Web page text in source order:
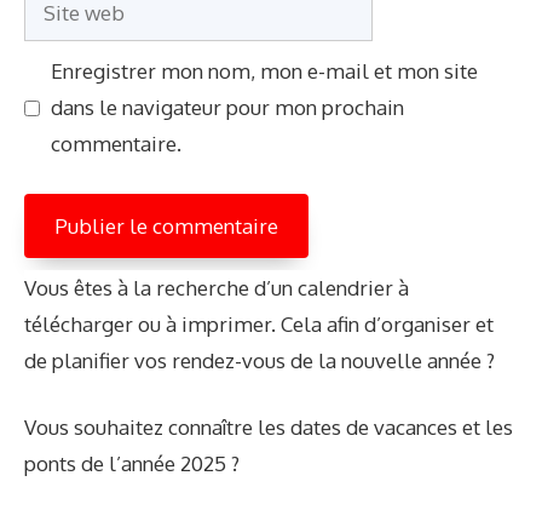
web
Enregistrer mon nom, mon e-mail et mon site
dans le navigateur pour mon prochain
commentaire.
Vous êtes à la recherche d’un calendrier à
télécharger ou à imprimer. Cela afin d’organiser et
de planifier vos rendez-vous de la nouvelle année ?
Vous souhaitez connaître les dates de vacances et les
ponts de l’année 2025 ?